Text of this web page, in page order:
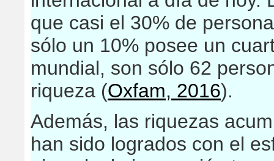
que casi el 30% de
sólo un 10% posee un
mundial, son sólo 62
riqueza (Oxfam, 2016).
Además, las riquezas
han sido logrados con el